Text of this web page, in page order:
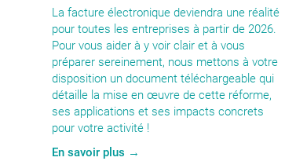
La facture électronique deviendra une réalité
pour toutes les entreprises à partir de 2026.
Pour vous aider à y voir clair et à vous
préparer sereinement, nous mettons à votre
disposition un document téléchargeable qui
détaille la mise en œuvre de cette réforme,
ses applications et ses impacts concrets
pour votre activité !
En savoir plus →